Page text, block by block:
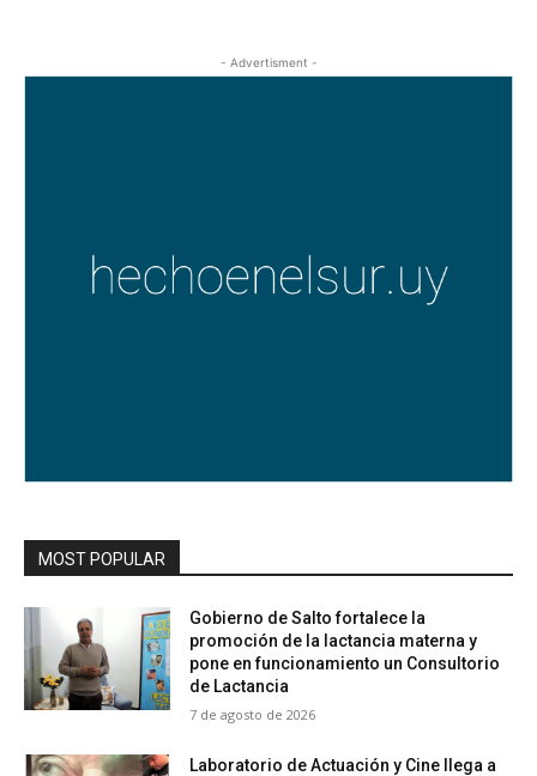
- Advertisment -
MOST POPULAR
Gobierno de Salto fortalece la
promoción de la lactancia materna y
pone en funcionamiento un Consultorio
de Lactancia
7 de agosto de 2026
Laboratorio de Actuación y Cine llega a